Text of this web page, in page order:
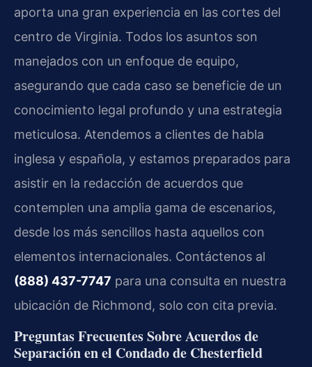
aporta una gran experiencia en las cortes del
centro de Virginia. Todos los asuntos son
manejados con un enfoque de equipo,
asegurando que cada caso se beneficie de un
conocimiento legal profundo y una estrategia
meticulosa. Atendemos a clientes de habla
inglesa y española, y estamos preparados para
asistir en la redacción de acuerdos que
contemplen una amplia gama de escenarios,
desde los más sencillos hasta aquellos con
elementos internacionales. Contáctenos al
(888) 437-7747 para una consulta en nuestra
ubicación de Richmond, solo con cita previa.
Preguntas Frecuentes Sobre Acuerdos de
Separación en el Condado de Chesterfield